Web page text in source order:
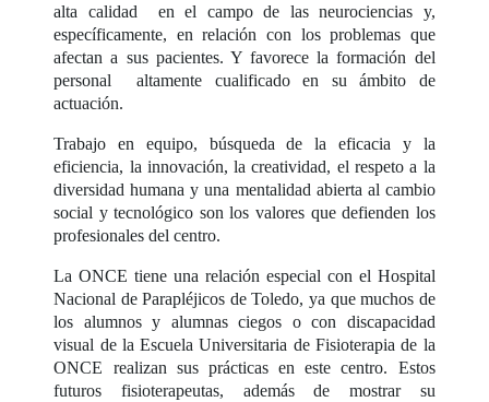
alta calidad en el campo de las neurociencias y,
específicamente, en relación con los problemas que
afectan a sus pacientes. Y favorece la formación del
personal altamente cualificado en su ámbito de
actuación.
Trabajo en equipo, búsqueda de la eficacia y la
eficiencia, la innovación, la creatividad, el respeto a la
diversidad humana y una mentalidad abierta al cambio
social y tecnológico son los valores que defienden los
profesionales del centro.
La ONCE tiene una relación especial con el Hospital
Nacional de Parapléjicos de Toledo, ya que muchos de
los alumnos y alumnas ciegos o con discapacidad
visual de la Escuela Universitaria de Fisioterapia de la
ONCE realizan sus prácticas en este centro. Estos
futuros fisioterapeutas, además de mostrar su